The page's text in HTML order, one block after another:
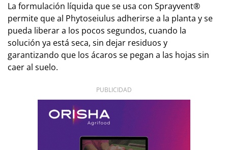
La formulación líquida que se usa con Sprayvent®
permite que al Phytoseiulus adherirse a la planta y se
pueda liberar a los pocos segundos, cuando la
solución ya está seca, sin dejar residuos y
garantizando que los ácaros se pegan a las hojas sin
caer al suelo.
PUBLICIDAD